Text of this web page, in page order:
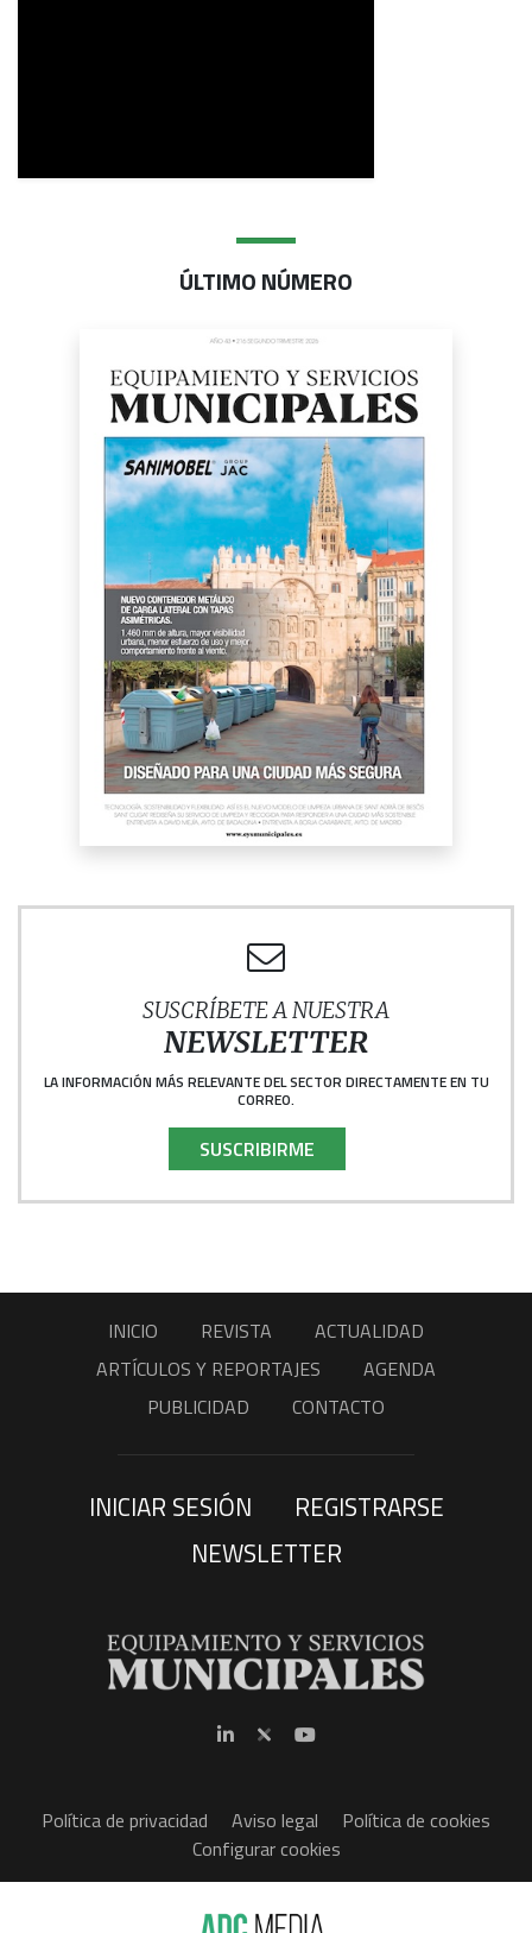
ÚLTIMO NÚMERO
SUSCRÍBETE A NUESTRA
NEWSLETTER
LA INFORMACIÓN MÁS RELEVANTE DEL SECTOR DIRECTAMENTE EN TU
CORREO.
SUSCRIBIRME
INICIO REVISTA
ACTUALIDAD
ARTÍCULOS Y REPORTAJES
AGENDA
PUBLICIDAD
CONTACTO
INICIAR SESIÓN
REGISTRARSE
NEWSLETTER
Política de privacidad Aviso legal
Política de cookies
Configurar cookies